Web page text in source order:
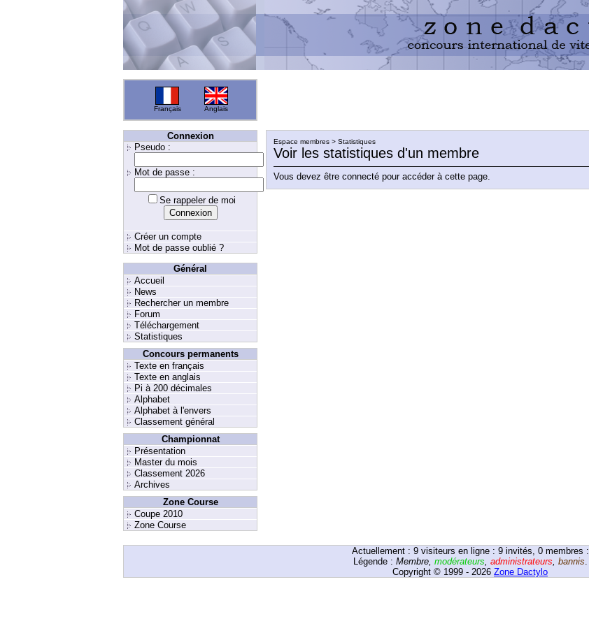
Français Anglais
Connexion
Pseudo :
Mot de passe :
Se rappeler de moi
Créer un compte
Mot de passe oublié ?
Général
Accueil
News
Rechercher un membre
Forum
Téléchargement
Statistiques
Concours permanents
Texte en français
Texte en anglais
Pi à 200 décimales
Alphabet
Alphabet à l'envers
Classement général
Championnat
Présentation
Master du mois
Classement 2026
Archives
Zone Course
Coupe 2010
Zone Course
Espace membres > Statistiques
Voir les statistiques d'un membre
Vous devez être connecté pour accéder à cette page.
Actuellement : 9visiteurs en ligne : 9 invités, 0 membres :
Légende : Membre, modérateurs, administrateurs, bannis.
Copyright © 1999 - 2026 Zone Dactylo